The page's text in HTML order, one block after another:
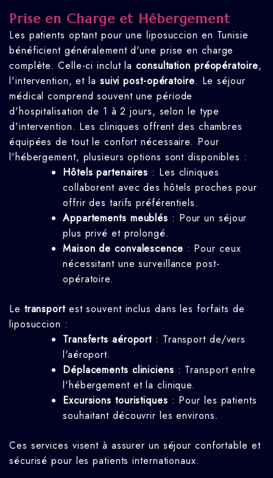
Prise en Charge et Hébergement
Les patients optant pour une liposuccion en Tunisie
bénéficient généralement d'une prise en charge
complète. Celle-ci inclut laconsultation préopératoire,
l'intervention, et la suivi post-opératoire. Le séjour
médical comprend souvent une période
d'hospitalisation de 1 à 2 jours, selon le type
d'intervention. Les cliniques offrent des chambres
équipées de tout le confort nécessaire. Pour
l'hébergement, plusieurs options sont disponibles :
Hôtels partenaires : Les cliniques
collaborent avec des hôtels proches pour
offrir des tarifs préférentiels.
Appartements meublés : Pour un séjour
plus privé et prolongé.
Maison de convalescence : Pour ceux
nécessitant une surveillance post-
opératoire.
Le transportest souvent inclus dans les forfaits de
liposuccion :
Transferts aéroport : Transport de/vers
l'aéroport.
Déplacements cliniciens : Transport entre
l'hébergement et la clinique.
Excursions touristiques : Pour les patients
souhaitant découvrir les environs.
Ces services visent à assurer un séjour confortable et
sécurisé pour les patients internationaux.